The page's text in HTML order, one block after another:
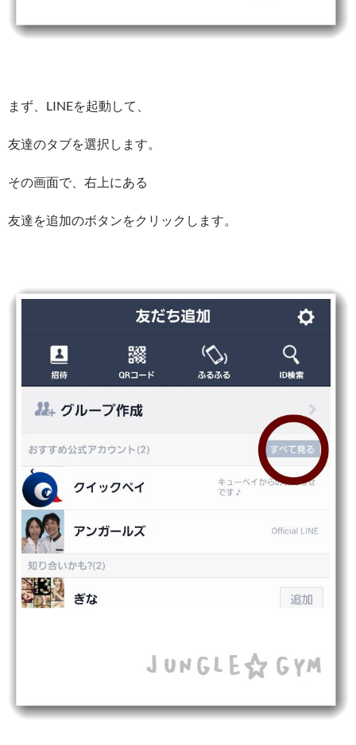
まず、LINEを起動して、
友達のタブを選択します。
その画面で、右上にある
友達を追加のボタンをクリックします。